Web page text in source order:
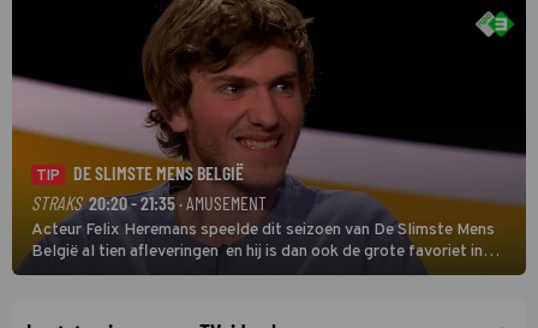
TIP
DE SLIMSTE MENS BELGIË
STRAKS 20:20 - 21:35· AMUSEMENT
Acteur Felix Heremans speelde dit seizoen van De Slimste Mens
België al tien afleveringen en hij is dan ook de grote favoriet in
deze seizoensfinale. En er is Nederlandse inbreng, want komiek